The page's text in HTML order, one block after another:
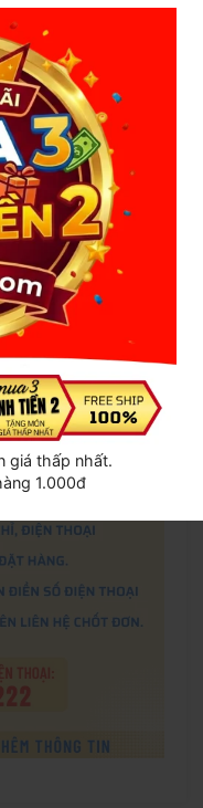
phần quà tặng
kỹ càng,KHÔNG
tin khách hàng
hành nhanh chóng
xuất.
mọi thắc mắc
ưng ý nhất.
giá thấp nhất.
1.000đ